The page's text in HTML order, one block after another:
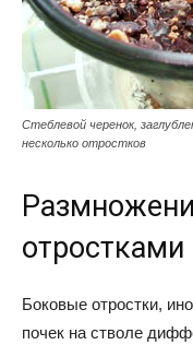
Стеблевой черенок,
несколько отростков
отростками
Боковые отростки,
почек на стволе